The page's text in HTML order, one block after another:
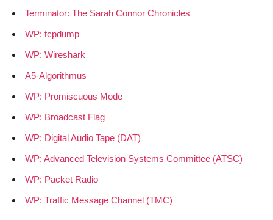
Terminator: The Sarah Connor Chronicles
WP: tcpdump
WP: Wireshark
A5-Algorithmus
WP: Promiscuous Mode
WP: Broadcast Flag
WP: Digital Audio Tape (DAT)
WP: Advanced Television Systems Committee (ATSC)
WP: Packet Radio
WP: Traffic Message Channel (TMC)